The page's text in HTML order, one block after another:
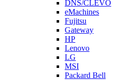
DNS/CLEVO
eMachines
Fujitsu
Gateway
HP
Lenovo
LG
MSI
Packard Bell